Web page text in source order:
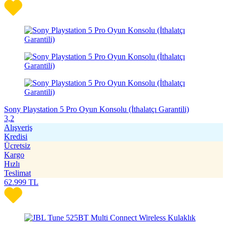
Sony Playstation 5 Pro Oyun Konsolu (İthalatçı Garantili)
3,2
Alışveriş
Kredisi
Ücretsiz
Kargo
Hızlı
Teslimat
62.999 TL